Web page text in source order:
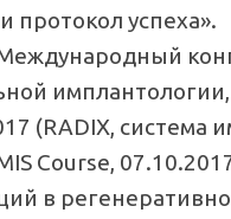
протокол успеха».
(RADIX, система
Course,
в